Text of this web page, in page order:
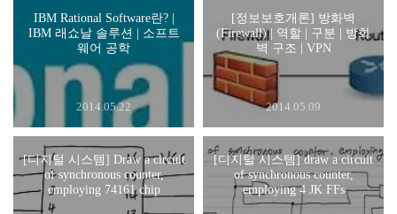
IBM Rational Software란? |
IBM 래쇼날 솔루션 | 소프트
웨어 공학
2014.05.22
[정보보호개론] 방화벽
(Firewall) | 역할 | 구분 | 방화
벽 구조 | VPN
2014.05.09
[디지털 시스템] Draw a circuit
of synchronous counter,
employing 74161 chip
[디지털 시스템] draw a circuit
of synchronous counter,
employing 4 JK FFs